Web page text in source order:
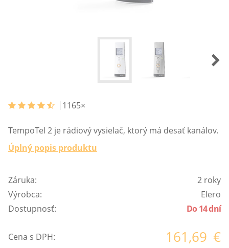
1165×
TempoTel 2 je rádiový vysielač, ktorý má desať kanálov.
Úplný popis produktu
Záruka:
2 roky
Výrobca:
Elero
Dostupnosť:
Do 14 dní
Cena s DPH: 161,69 €